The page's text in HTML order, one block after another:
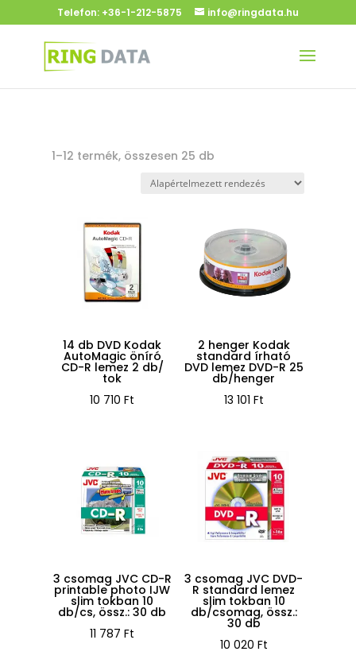
Telefon: +36-1-212-5875 info@ringdata.hu
1–12 termék, összesen 25 db
14 db DVD Kodak
AutoMagic öníró
CD-R lemez 2 db/
tok
10 710Ft
2 henger Kodak
standard írható
DVD lemez DVD-R 25
db/henger
13 101 Ft
3 csomag JVC CD-R
printable photo IJW
slim tokban 10
db/cs, össz.: 30 db
11 787Ft
3 csomag JVC DVD-
R standard lemez
slim tokban 10
db/csomag, össz.:
30 db
10 020 Ft